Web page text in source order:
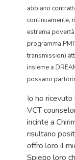
abbiano
continuamente,
estrema
programma
transmission)
insieme a
possano
Io ho
VCT
incinte a
risultano
offro loro il
Spiego loro